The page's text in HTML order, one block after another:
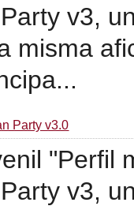
v3,
misma
Party v3.0
"Perfil
v3,